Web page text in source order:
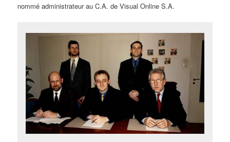
nommé administrateur au C.A. de Visual Online S.A.